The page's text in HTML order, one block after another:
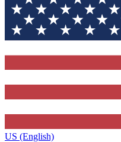
US (English)